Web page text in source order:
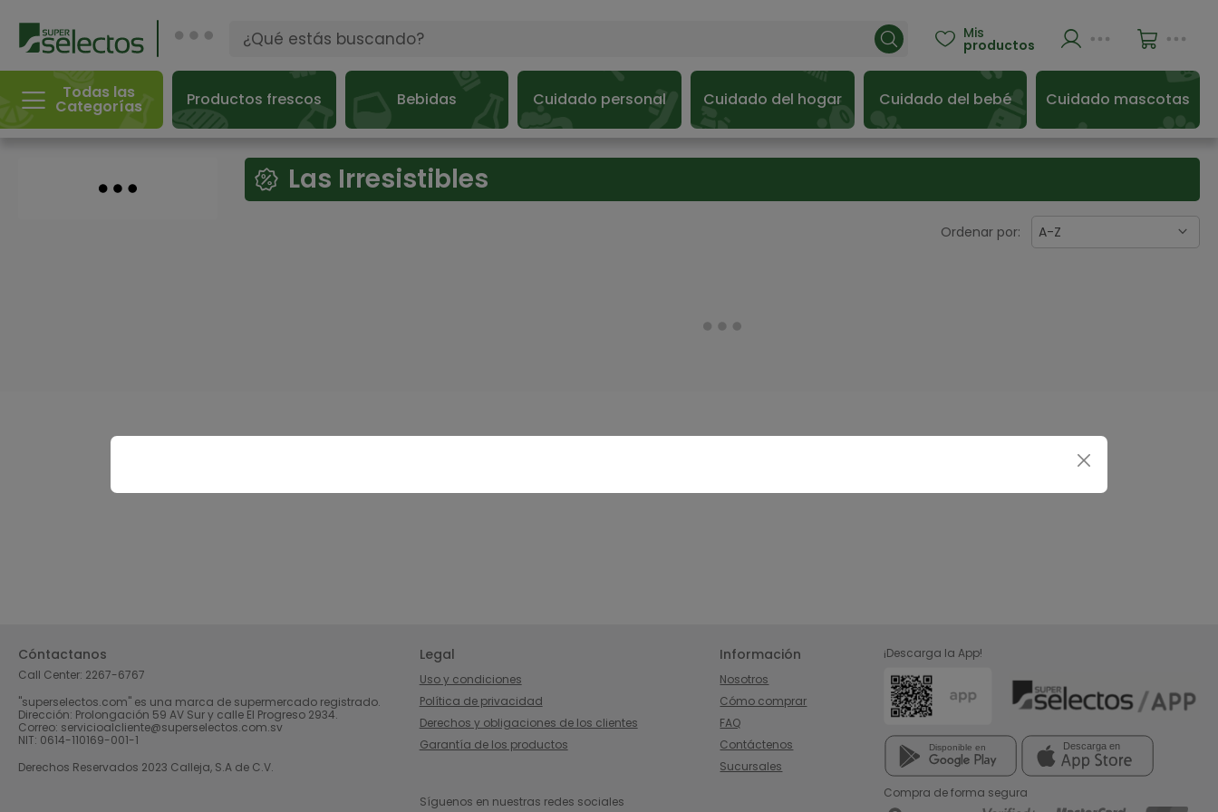
 Mis
productos
Todas las
Categorías Productos frescos Bebidas Cuidado personal Cuidado del hogar Cuidado del bebé Cuidado mascotas
Las Irresistibles
Ordenar por: A-Z
Cóntactanos
Call Center: 2267-6767
"superselectos.com" es una marca de supermercado registrado.
Dirección: Prolongación 59 AV Sur y calle El Progreso 2934.
Correo: servicioalcliente@superselectos.com.sv
NIT: 0614-110169-001-1
Derechos Reservados 2023 Calleja, S.A de C.V.
Legal
Uso y condiciones
Política de privacidad
Derechos y obligaciones de los clientes
Garantía de los productos
Información
Nosotros
Cómo comprar
FAQ
Contáctenos
Sucursales
Síguenos en nuestras redes sociales
¡Descarga la App!
Compra de forma segura